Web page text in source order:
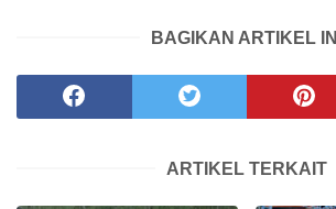
BAGIKAN ARTIKEL INI
ARTIKEL TERKAIT